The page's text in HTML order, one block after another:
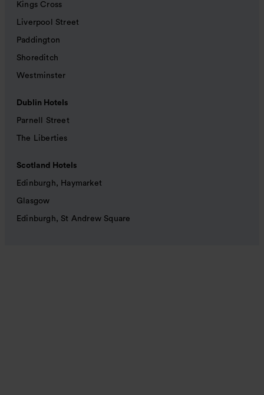
Kings Cross
Liverpool Street
Paddington
Shoreditch
Westminster
Dublin Hotels
Parnell Street
The Liberties
Scotland Hotels
Edinburgh, Haymarket
Glasgow
Edinburgh, St Andrew Square